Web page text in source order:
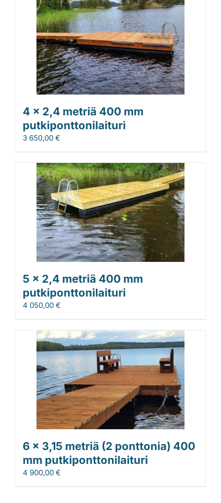
4 x 2,4 metriä 400 mm
putkiponttonilaituri
3 650,00 €
5 x 2,4 metriä 400 mm
putkiponttonilaituri
4 050,00 €
6 x 3,15 metriä (2 ponttonia) 400
mm putkiponttonilaituri
4 900,00 €